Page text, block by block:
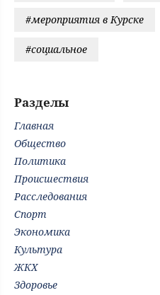
#мероприятия в Курске
#социальное
Разделы
Главная
Общество
Политика
Происшествия
Расследования
Спорт
Экономика
Культура
ЖКХ
Здоровье